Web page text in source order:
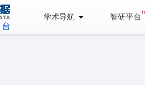
学术导航 智研平台